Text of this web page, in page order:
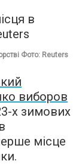
Фото: Reuters
виборов
х зимових
місце